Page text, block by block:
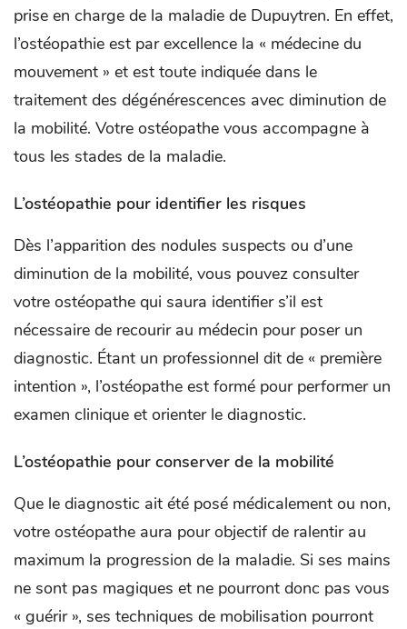
prise en charge de la maladie de Dupuytren. En effet,
l’ostéopathie est par excellence la « médecine du
mouvement » et est toute indiquée dans le
traitement des dégénérescences avec diminution de
la mobilité. Votre ostéopathe vous accompagne à
tous les stades de la maladie.
L’ostéopathie pour identifier les risques
Dès l’apparition des nodules suspects ou d’une
diminution de la mobilité, vous pouvez consulter
votre ostéopathe qui saura identifier s’il est
nécessaire de recourir au médecin pour poser un
diagnostic. Étant un professionnel dit de « première
intention », l’ostéopathe est formé pour performer un
examen clinique et orienter le diagnostic.
L’ostéopathie pour conserver de la mobilité
Que le diagnostic ait été posé médicalement ou non,
votre ostéopathe aura pour objectif de ralentir au
maximum la progression de la maladie. Si ses mains
ne sont pas magiques et ne pourront donc pas vous
« guérir », ses techniques de mobilisation pourront